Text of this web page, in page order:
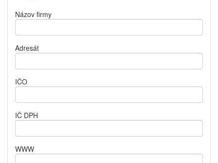
Názov firmy
Adresát
IČO
IČ DPH
WWW